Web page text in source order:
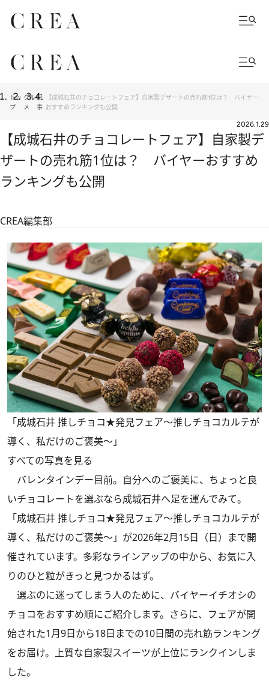
トッ
プ
グル
メ
記
事
【成城石井のチョコレートフェア】自家製デザートの売れ筋1位は？ バイヤー
おすすめランキングも公開
2026.1.29
【成城石井のチョコレートフェア】自家製デ
ザートの売れ筋1位は？ バイヤーおすすめ
ランキングも公開
CREA編集部
「成城石井 推しチョコ★発見フェア～推しチョコカルテが
導く、私だけのご褒美～」
すべての写真を見る
バレンタインデー目前。自分へのご褒美に、ちょっと良
いチョコレートを選ぶなら成城石井へ足を運んでみて。
「成城石井 推しチョコ★発見フェア～推しチョコカルテが
導く、私だけのご褒美～」が2026年2月15日（日）まで開
催されています。多彩なラインアップの中から、お気に入
りのひと粒がきっと見つかるはず。
選ぶのに迷ってしまう人のために、バイヤーイチオシの
チョコをおすすめ順にご紹介します。さらに、フェアが開
始された1月9日から18日までの10日間の売れ筋ランキング
をお届け。上質な自家製スイーツが上位にランクインしま
した。